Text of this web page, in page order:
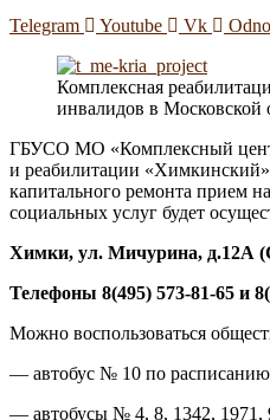
Telegram Youtube Vk
Комплексная
инвалидов в Московской
ГБУСО МО «Комплексный
и реабилитации
капитального ремонта прием
социальных услуг будет
Химки, ул. Мичурина, д.12А
Телефоны 8(495) 573-81-65 и
Можно воспользоваться
— автобус № 10 по расписанию
— автобусы № 4, 8, 1342, 1971,